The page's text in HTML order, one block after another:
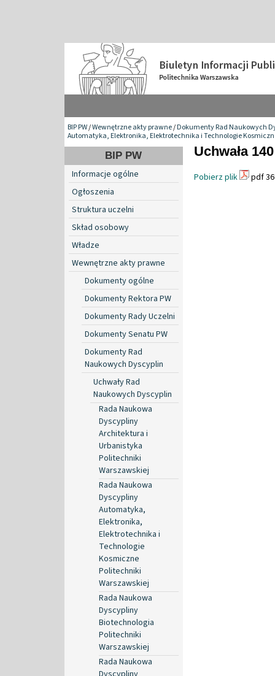
BIP PW/Wewnętrzne akty prawne/Dokumenty Rad Naukowych
Automatyka, Elektronika, Elektrotechnika i Technologie
BIP PW
Informacje ogólne
Ogłoszenia
Struktura uczelni
Skład osobowy
Władze
Wewnętrzne akty prawne
Dokumenty ogólne
Dokumenty Rektora PW
Dokumenty Rady Uczelni
Dokumenty Senatu PW
Dokumenty Rad
Naukowych Dyscyplin
Uchwały Rad
Naukowych Dyscyplin
Rada Naukowa
Dyscypliny
Architektura i
Urbanistyka
Politechniki
Warszawskiej
Rada Naukowa
Dyscypliny
Automatyka,
Elektronika,
Elektrotechnika i
Technologie
Kosmiczne
Politechniki
Warszawskiej
Rada Naukowa
Dyscypliny
Biotechnologia
Politechniki
Warszawskiej
Rada Naukowa
Uchwała
Pobierz plik pdf